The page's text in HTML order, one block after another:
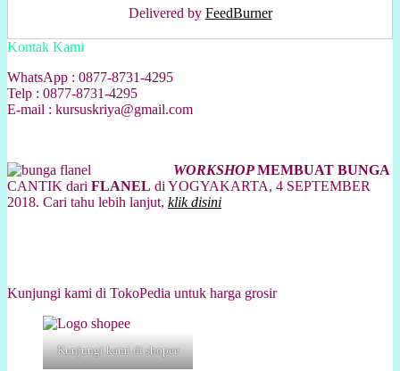
Delivered by FeedBurner
Kontak Kami
WhatsApp : 0877-8731-4295
Telp : 0877-8731-4295
E-mail : kursuskriya@gmail.com
WORKSHOPMEMBUAT BUNGA
CANTIK dari FLANEL di YOGYAKARTA, 4 SEPTEMBER
2018. Cari tahu lebih lanjut, klik disini
Kunjungi kami di TokoPedia untuk harga grosir
Kunjungi kami di shopee